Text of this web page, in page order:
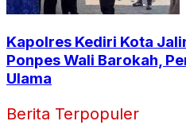
Kapolres Kediri Kota
Ponpes Wali Barokah,
Ulama
Berita Terpopuler